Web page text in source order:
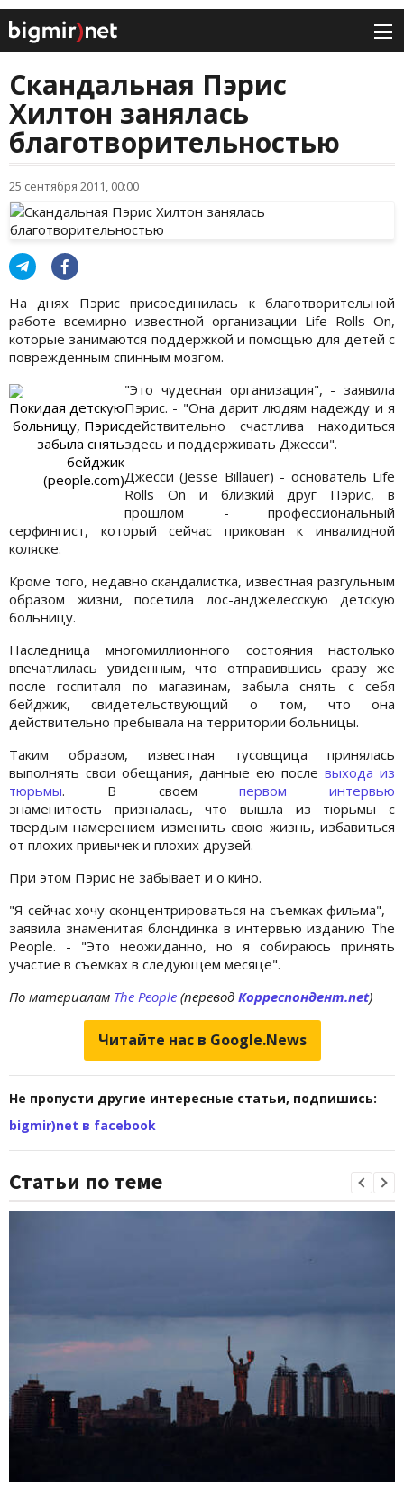
Скандальная Пэрис
Хилтон занялась
благотворительностью
25 сентября 2011, 00:00
На днях Пэрис присоединилась к благотворительной
работе всемирно известной организации Lіfe Rolls On,
которые занимаются поддержкой и помощью для детей с
поврежденным спинным мозгом.
Покидая детскую
больницу, Пэрис
забыла снять
бейджик
(people.com)
"Это чудесная организация", - заявила
Пэрис. - "Она дарит людям надежду и я
действительно счастлива находиться
здесь и поддерживать Джесси".
Джесси (Jesse Billauer) - основатель Lіfe
Rolls On и близкий друг Пэрис, в
прошлом - профессиональный
серфингист, который сейчас прикован к инвалидной
коляске.
Кроме того, недавно скандалистка, известная разгульным
образом жизни, посетила лос-анджелесскую детскую
больницу.
Наследница многомиллионного состояния настолько
впечатлилась увиденным, что отправившись сразу же
после госпиталя по магазинам, забыла снять с себя
бейджик, свидетельствующий о том, что она
действительно пребывала на территории больницы.
Таким образом, известная тусовщица принялась
выполнять свои обещания, данные ею после выхода из
тюрьмы. В своемпервом интервью
знаменитость призналась, что вышла из тюрьмы с
твердым намерением изменить свою жизнь, избавиться
от плохих привычек и плохих друзей.
При этом Пэрис не забывает и о кино.
"Я сейчас хочу сконцентрироваться на съемках фильма", -
заявила знаменитая блондинка в интервью изданию The
People. - "Это неожиданно, но я собираюсь принять
участие в съемках в следующем месяце".
По материалам The People (перевод Корреспондент.net)
Читайте нас в Google.News
Не пропусти другие интересные статьи, подпишись:
bigmir)net в facebook
Статьи по теме